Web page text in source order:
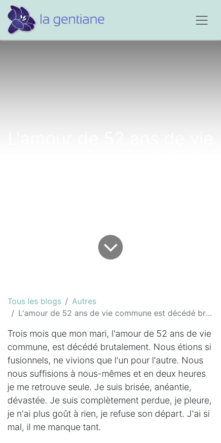
Tous les blogs
Autres
L'amour de 52 ans de vie commune est décédé brutalement
Trois mois que mon mari, l'amour de 52 ans de vie
commune, est décédé brutalement. Nous étions si
fusionnels, ne vivions que l'un pour l'autre. Nous
nous suffisions à nous-mêmes et en deux heures
je me retrouve seule. Je suis brisée, anéantie,
dévastée. Je suis complètement perdue, je pleure,
je n'ai plus goût à rien, je refuse son départ. J'ai si
mal, il me manque tant.